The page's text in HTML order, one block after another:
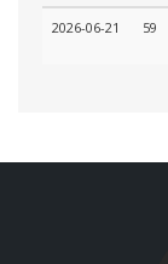
2026-06-21 59